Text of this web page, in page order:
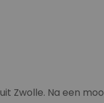
Zwolle. Na een